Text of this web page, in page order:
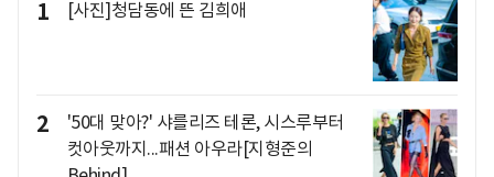
1 [사진]청담동에 뜬 김희애
2
'50대 맞아?' 샤를리즈 테론, 시스루부터
컷아웃까지...패션 아우라[지형준의